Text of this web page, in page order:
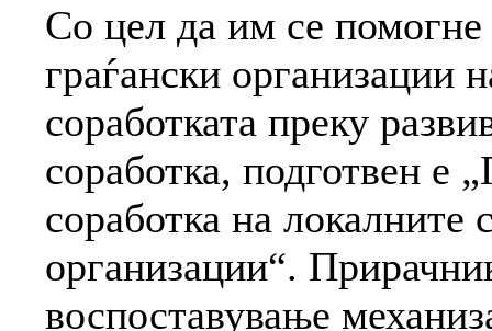
Со цел да им се
граѓански организации
соработката преку
соработка, подготвен е
соработка на локалните
организации“.
воспоставување